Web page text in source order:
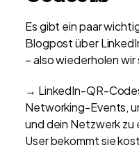
Es gibt ein paar
Blogpost über
– also wiederholen wir
→ LinkedIn-QR-
Networking-Events,
und dein Netzwerk zu
User bekommt sie